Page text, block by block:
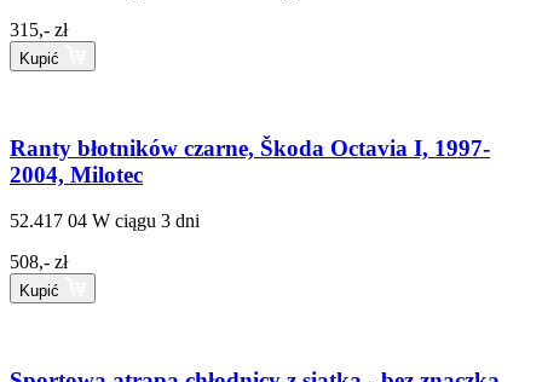
315,- zł
Kupić
Ranty błotników czarne, Škoda Octavia I, 1997-
2004, Milotec
52.417 04 W ciągu 3 dni
508,- zł
Kupić